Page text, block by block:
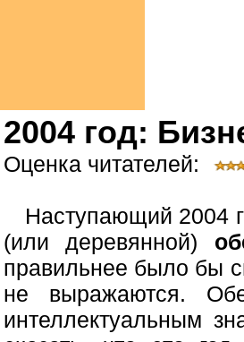
2004 год:
Оценка читателей:
Наступающий 2004
(или деревянной)
правильнее было бы
не выражаются.
интеллектуальным